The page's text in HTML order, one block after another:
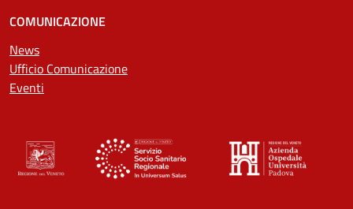
COMUNICAZIONE
News
Ufficio Comunicazione
Eventi